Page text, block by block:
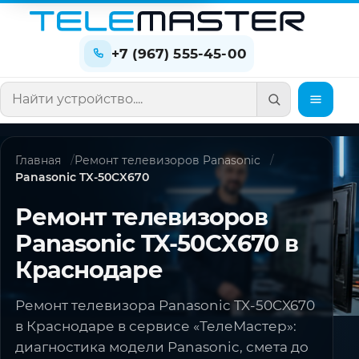
+7 (967) 555-45-00
Поиск по сайту
Главная
Ремонт телевизоров Panasonic
Panasonic TX-50CX670
Ремонт телевизоров
Panasonic TX-50CX670 в
Краснодаре
Ремонт телевизора Panasonic TX-50CX670
в Краснодаре в сервисе «ТелеМастер»:
диагностика модели Panasonic, смета до